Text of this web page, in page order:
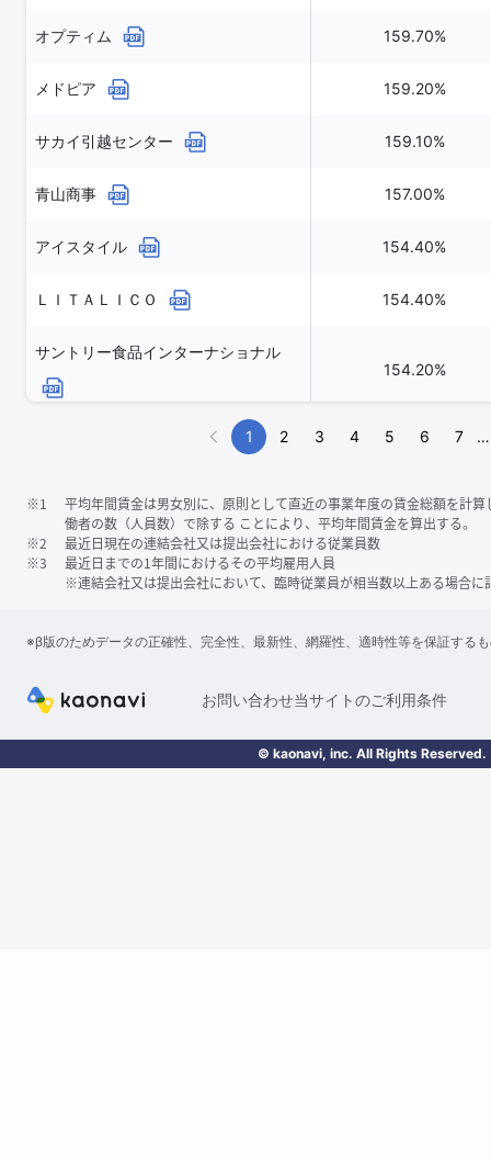
オプティム 159.70%
メドピア 159.20%
サカイ引越センター 159.10%
青山商事 157.00%
アイスタイル 154.40%
ＬＩＴＡＬＩＣＯ 154.40%
サントリー食品インターナショナル
154.20%
1 2 3 4 5 6 7 …
※1
平均年間賃金は男女別に、原則として直近の事業年度の賃金総額を計
働者の数（人員数）で除する ことにより、平均年間賃金を算出する。
※2
最近日現在の連結会社又は提出会社における従業員数
※3
最近日までの1年間におけるその平均雇用人員
※連結会社又は提出会社において、臨時従業員が相当数以上ある場合に
※β版のためデータの正確性、完全性、最新性、網羅性、適時性等を保証する
お問い合わせ当サイトのご利用条件
© kaonavi, inc. All Rights Reserved.